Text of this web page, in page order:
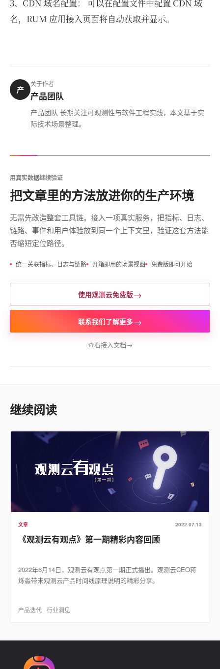
3、CDN 域名配置： 可以在配置文件中配置 CDN 域
名，RUM 应用接入页面将自动获取并显示。
产
关于作者
产品团队
产品团队 长期关注可观测性与软件工程实践，本文基于实
际技术场景整理。
用真实数据继续验证
把文章里的方法放进你的生产环境
无需先改造整套工具链。接入一项真实服务，把指标、日志、
链路、事件和用户体验放到同一个上下文里，验证这套方法能
否缩短定位路径。
统一关联指标、日志与链路 开箱即用的场景视图 免费版即可开始
使用观测云免费版→
联系我们了解更多→
查看接入文档→
继续阅读
文章 2022.07.13
《观测云有观点》第一期精彩内容回顾
2022年6月14日，观测云有观点第一期正式播出。观测云CEO蒋
烁淼带来观测云产品时间线原理说明的精彩分享。
产品迭代 行业洞见